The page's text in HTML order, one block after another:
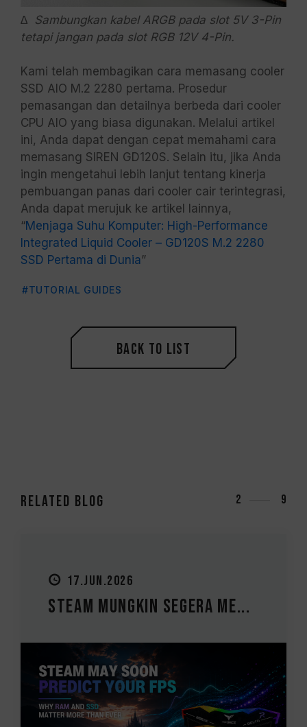
∆ Sambungkan kabel ARGB pada slot 5V 3-Pin
tetapi jangan pada slot RGB 12V 4-Pin.
Kami telah membagikan cara memasang cooler
SSD AIO M.2 2280 pertama. Prosedur
pemasangan dan detailnya berbeda dari cooler
CPU AIO yang biasa digunakan. Melalui artikel
ini, Anda dapat dengan cepat memahami cara
memasang SIREN GD120S. Selain itu, jika Anda
ingin mengetahui lebih lanjut tentang kinerja
pembuangan panas dari cooler cair terintegrasi,
Anda dapat merujuk ke artikel lainnya,
“Menjaga Suhu Komputer: High-Performance
Integrated Liquid Cooler – GD120S M.2 2280
SSD Pertama di Dunia”
#TUTORIAL GUIDES
Back to List
RELATED Blog 3 9
27.MAY.2026
Panduan Upgrade PC: Haru...